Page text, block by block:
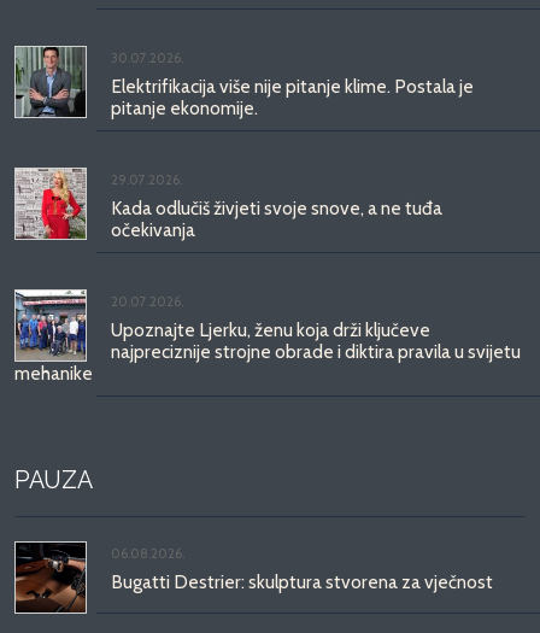
30.07.2026.
Elektrifikacija više nije pitanje klime. Postala je
pitanje ekonomije.
29.07.2026.
Kada odlučiš živjeti svoje snove, a ne tuđa
očekivanja
20.07.2026.
Upoznajte Ljerku, ženu koja drži ključeve
najpreciznije strojne obrade i diktira pravila u svijetu
mehanike
PAUZA
06.08.2026.
Bugatti Destrier: skulptura stvorena za vječnost